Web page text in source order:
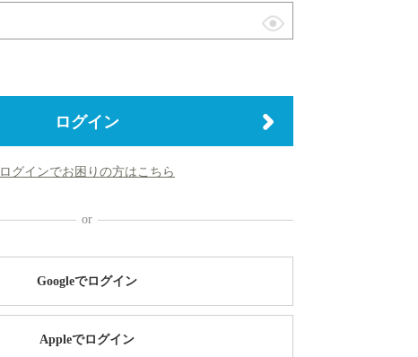
表
替
ログイン
ログインでお困りの方はこちら
Googleでログイン
Appleでログイン